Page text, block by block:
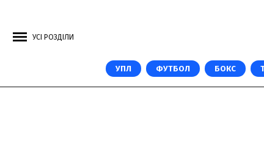
УСІ РОЗДІЛИ
УПЛ ФУТБОЛ БОКС